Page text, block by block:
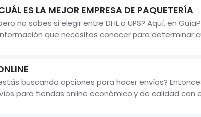
ES LA MEJOR EMPRESA DE PAQUETERÍA
no sabes si elegir entre DHL o UPS? Aquí, en
que necesitas conocer para determinar
buscando opciones para hacer envíos?
para tiendas online económico y de calidad con